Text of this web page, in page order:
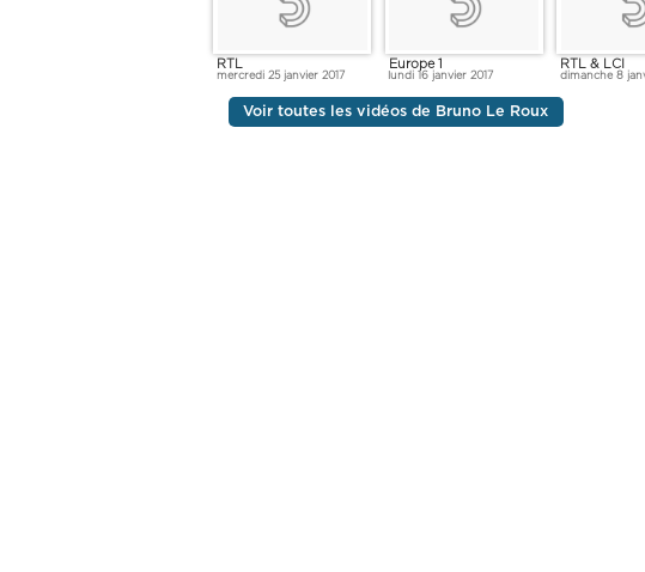
RTL
mercredi 25 janvier 2017
Europe 1
lundi 16 janvier 2017
RTL & LCI
dimanche 8
Voir toutes les vidéos de Bruno Le Roux